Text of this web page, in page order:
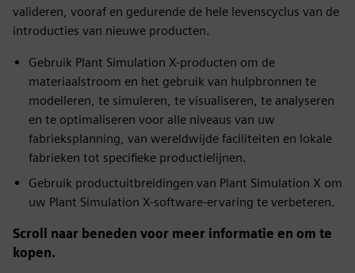
valideren, vooraf en gedurende de hele levenscyclus van de
introducties van nieuwe producten.
Gebruik Plant Simulation X-producten om de
materiaalstroom en het gebruik van hulpbronnen te
modelleren, te simuleren, te visualiseren, te analyseren
en te optimaliseren voor alle niveaus van uw
fabrieksplanning, van wereldwijde faciliteiten en lokale
fabrieken tot specifieke productielijnen.
Gebruik productuitbreidingen van Plant Simulation X om
uw Plant Simulation X-software-ervaring te verbeteren.
Scroll naar beneden voor meer informatie en om te
kopen.